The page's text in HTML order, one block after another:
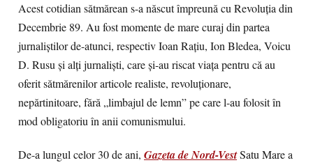
Acest cotidian sătmărean s-a născut împreună cu Revoluţia din
Decembrie 89. Au fost momente de mare curaj din partea
jurnaliştilor de-atunci, respectiv Ioan Raţiu, Ion Bledea, Voicu
D. Rusu şi alţi jurnalişti, care şi-au riscat viaţa pentru că au
oferit sătmărenilor articole realiste, revoluţionare,
nepărtinitoare, fără „limbajul de lemn” pe care l-au folosit în
mod obligatoriu în anii comunismului.
De-a lungul celor 30 de ani, Gazeta de Nord-VestSatu Mare a